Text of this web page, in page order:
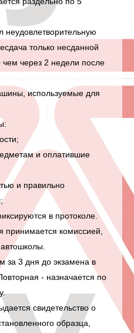
неудовлетворительную
только несданной
через 2 недели после
используемые для
и оплатившие
и правильно
в протоколе.
принимается комиссией,
за 3 дня до экзамена в
- назначается по
свидетельство о
образца,